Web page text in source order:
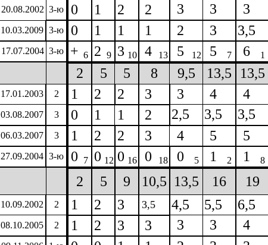
20.08.2002 3-ю 0 1 2 2 3 3 3
10.03.2009 3-ю 0 1 1 1 2 3 3,5
17.07.2004 3-ю + 6 2 9 3 10 4 13 5 12 5 7 6 1
2 5 5 8 9,5 13,5 13,5
17.01.2003 2 1 2 2 3 3 4 4
03.08.2007 3 0 1 1 2 2,5 3,5 3,5
06.03.2007 3 1 2 2 3 4 5 5
27.09.2004 3-ю 0 7 0 12 0 16 0 18 0 5 1 2 1 8
2 5 9 10,5 13,5 16 19
10.09.2002 2 1 2 3 3,5 4,5 5,5 6,5
08.10.2005 2 1 2 3 3 3 3 4